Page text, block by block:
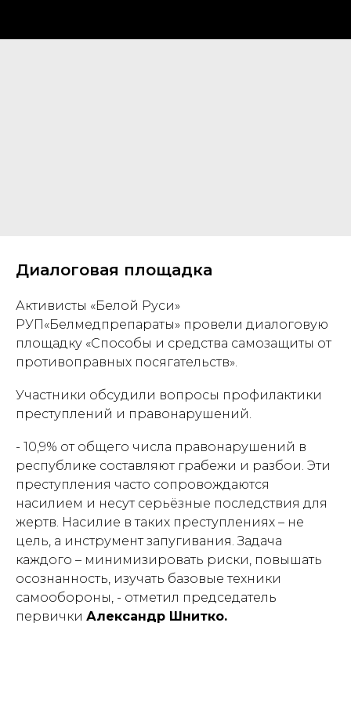
Диалоговая площадка
Активисты «Белой Руси»
РУП«Белмедпрепараты» провели диалоговую
площадку «Способы и средства самозащиты от
противоправных посягательств».
Участники обсудили вопросы профилактики
преступлений и правонарушений.
- 10,9% от общего числа правонарушений в
республике составляют грабежи и разбои. Эти
преступления часто сопровождаются
насилием и несут серьёзные последствия для
жертв. Насилие в таких преступлениях – не
цель, а инструмент запугивания. Задача
каждого – минимизировать риски, повышать
осознанность, изучать базовые техники
самообороны, - отметил председатель
первички Александр Шнитко.